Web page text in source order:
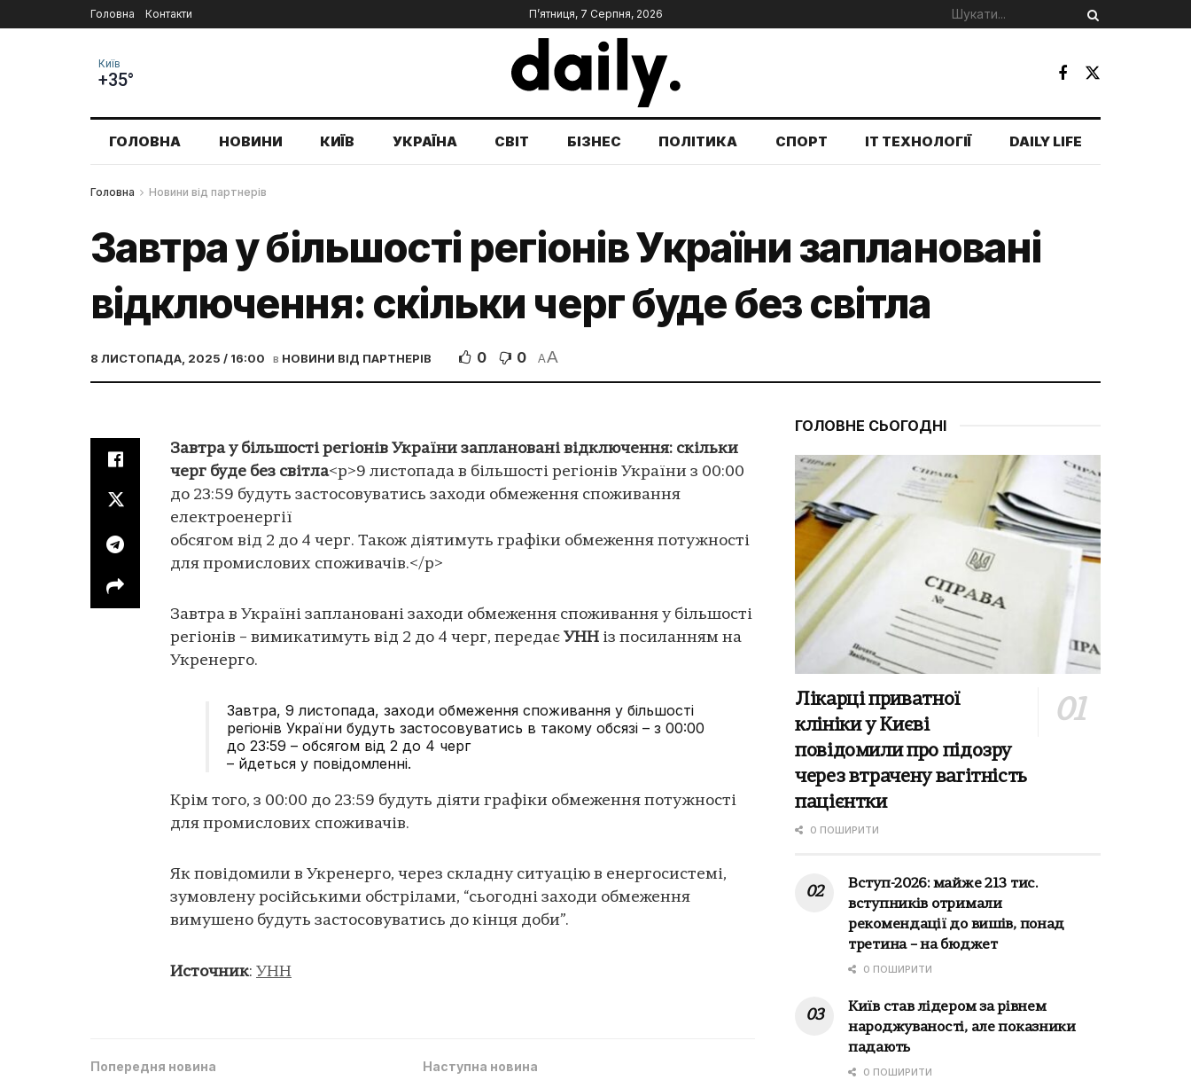
Головна Контакти П’ятниця, 7 Серпня, 2026
Київ
+35°
ГОЛОВНА НОВИНИ КИЇВ УКРАЇНА СВІТ БІЗНЕС ПОЛІТИКА СПОРТ IT ТЕХНОЛОГІЇ DAILY LIFE
Головна Новини від партнерів
Завтра у більшості регіонів України заплановані
відключення: скільки черг буде без світла
8 ЛИСТОПАДА, 2025 / 16:00 в НОВИНИ ВІД ПАРТНЕРІВ 0 0 AA
Завтра у більшості регіонів України заплановані відключення: скільки
черг буде без світла<p>9 листопада в більшості регіонів України з 00:00
до 23:59 будуть застосовуватись заходи обмеження споживання
електроенергії
обсягом від 2 до 4 черг. Також діятимуть графіки обмеження потужності
для промислових споживачів.</p>
Завтра в Україні заплановані заходи обмеження споживання у більшості
регіонів – вимикатимуть від 2 до 4 черг, передає УНН із посиланням на
Укренерго.
Завтра, 9 листопада, заходи обмеження споживання у більшості
регіонів України будуть застосовуватись в такому обсязі – з 00:00
до 23:59 – обсягом від 2 до 4 черг
– йдеться у повідомленні.
Крім того, з 00:00 до 23:59 будуть діяти графіки обмеження потужності
для промислових споживачів.
Як повідомили в Укренерго, через складну ситуацію в енергосистемі,
зумовлену російськими обстрілами, “сьогодні заходи обмеження
вимушено будуть застосовуватись до кінця доби”.
Источник: УНН
Попередня новина Наступна новина
ГОЛОВНЕ СЬОГОДНІ
Лікарці приватної
клініки у Києві
повідомили про підозру
через втрачену вагітність
пацієнтки
0 ПОШИРИТИ
Вступ-2026: майже 213 тис.
вступників отримали
рекомендації до вишів, понад
третина – на бюджет
0 ПОШИРИТИ
Київ став лідером за рівнем
народжуваності, але показники
падають
0 ПОШИРИТИ